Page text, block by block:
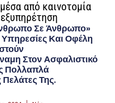
από καινοτομία
Σε Άνθρωπο»
Και Οφέλη
Στον Ασφαλιστικό
Πολλαπλά
Της.